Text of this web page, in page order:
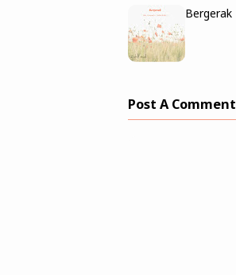
Bergerak
Post A Comment